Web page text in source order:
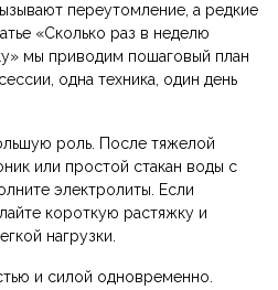
переутомление, а редкие
«Сколько раз в неделю
мы приводим пошаговый план
одна техника, один день
роль. После тяжелой
или простой стакан воды с
электролиты. Если
короткую растяжку и
нагрузки.
и силой одновременно.